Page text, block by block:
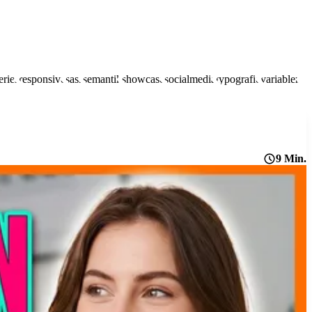
responsive sass semantik showcase socialmedia typografie variablen
9 Min.